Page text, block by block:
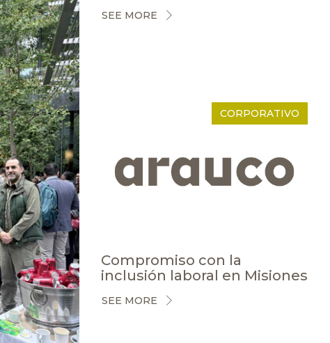
SEE MORE
CORPORATIVO
Compromiso con la
inclusión laboral en Misiones
SEE MORE